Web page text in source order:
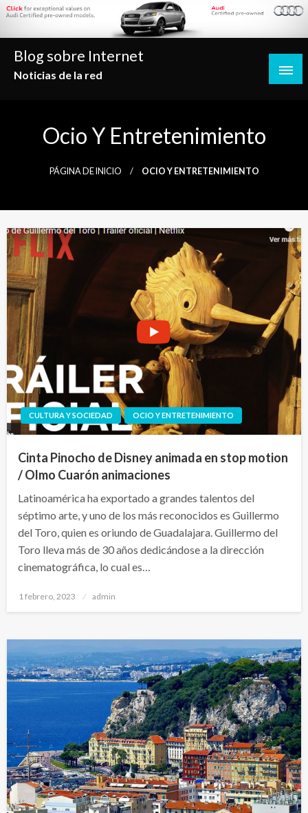
Saltar
contenido
Blog sobre Internet
Noticias de la red
Ocio Y Entretenimiento
PÁGINA DE INICIO OCIO Y ENTRETENIMIENTO
CULTURA Y SOCIEDAD OCIO Y ENTRETENIMIENTO
Cinta Pinocho de Disney animada en stop motion
/ Olmo Cuarón animaciones
Latinoamérica ha exportado a grandes talentos del
séptimo arte, y uno de los más reconocidos es Guillermo
del Toro, quien es oriundo de Guadalajara. Guillermo del
Toro lleva más de 30 años dedicándose a la dirección
cinematográfica, lo cual es…
Publicado
1 febrero, 2023 admin